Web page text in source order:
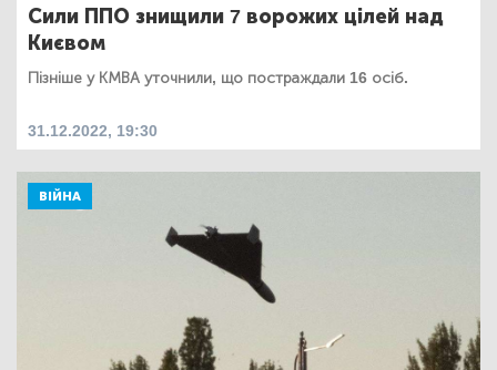
Сили ППО знищили 7 ворожих цілей над
Києвом
Пізніше у КМВА уточнили, що постраждали 16 осіб.
31.12.2022, 19:30
ВІЙНА